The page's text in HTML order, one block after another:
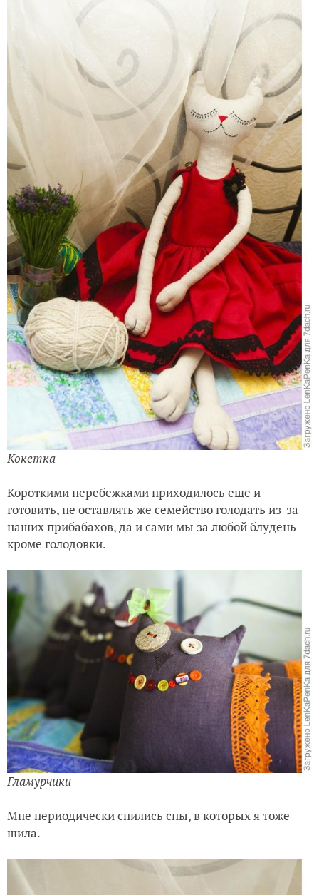
Кокетка
Короткими перебежками приходилось еще и
готовить, не оставлять же семейство голодать из-за
наших прибабахов, да и сами мы за любой блудень
кроме голодовки.
Гламурчики
Мне периодически снились сны, в которых я тоже
шила.